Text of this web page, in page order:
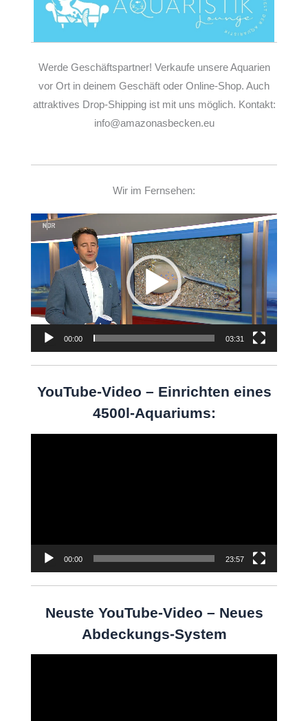
Werde Geschäftspartner! Verkaufe unsere Aquarien
vor Ort in deinem Geschäft oder Online-Shop. Auch
attraktives Drop-Shipping ist mit uns möglich. Kontakt:
info@amazonasbecken.eu
Wir im Fernsehen:
Player
00:00 03:31
YouTube-Video – Einrichten eines
4500l-Aquariums:
00:00 23:57
Neuste YouTube-Video – Neues
Abdeckungs-System